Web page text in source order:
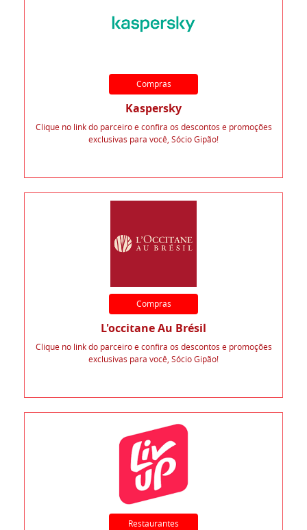
Compras
Kaspersky
Clique no link do parceiro e confira os descontos e promoções
exclusivas para você, Sócio Gipão!
Compras
L'occitane Au Brésil
Clique no link do parceiro e confira os descontos e promoções
exclusivas para você, Sócio Gipão!
Restaurantes